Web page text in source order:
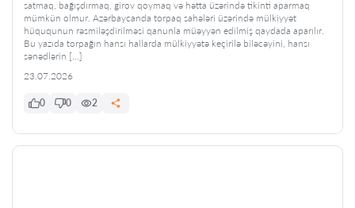
satmaq, bağışdırmaq, girov qoymaq və hətta üzərində tikinti aparmaq
mümkün olmur. Azərbaycanda torpaq sahələri üzərində mülkiyyət
hüququnun rəsmiləşdirilməsi qanunla müəyyən edilmiş qaydada aparılır.
Bu yazıda torpağın hansı hallarda mülkiyyətə keçirilə biləcəyini, hansı
sənədlərin […]
23.07.2026
0 0 2